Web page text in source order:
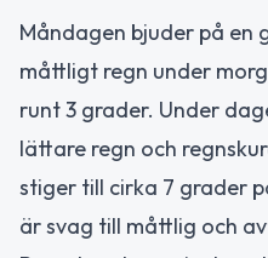
Måndagen bjuder på en
måttligt regn under
runt 3 grader. Under
lättare regn och
stiger till cirka 7 grader
är svag till måttlig och